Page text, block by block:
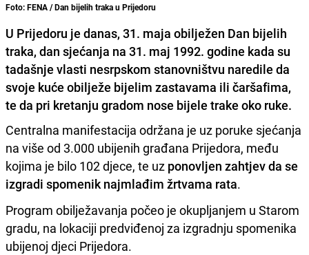
Foto: FENA / Dan bijelih traka u Prijedoru
U Prijedoru je danas, 31. maja obilježen Dan bijelih
traka, dan sjećanja na 31. maj 1992. godine kada su
tadašnje vlasti nesrpskom stanovništvu naredile da
svoje kuće obilježe bijelim zastavama ili čaršafima,
te da pri kretanju gradom nose bijele trake oko ruke.
Centralna manifestacija održana je uz poruke sjećanja
na više od 3.000 ubijenih građana Prijedora, među
kojima je bilo 102 djece, te uz ponovljen zahtjev da se
izgradi spomenik najmlađim žrtvama rata.
Program obilježavanja počeo je okupljanjem u Starom
gradu, na lokaciji predviđenoj za izgradnju spomenika
ubijenoj djeci Prijedora.